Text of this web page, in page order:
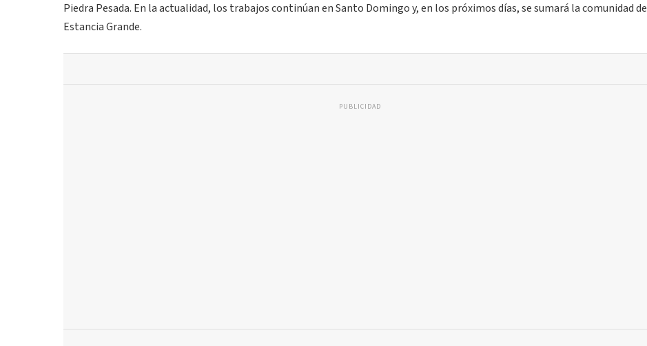
Piedra Pesada. En la actualidad, los trabajos continúan en Santo Domingo y, en los próximos días, se sumará la comunidad de
Estancia Grande.
PUBLICIDAD